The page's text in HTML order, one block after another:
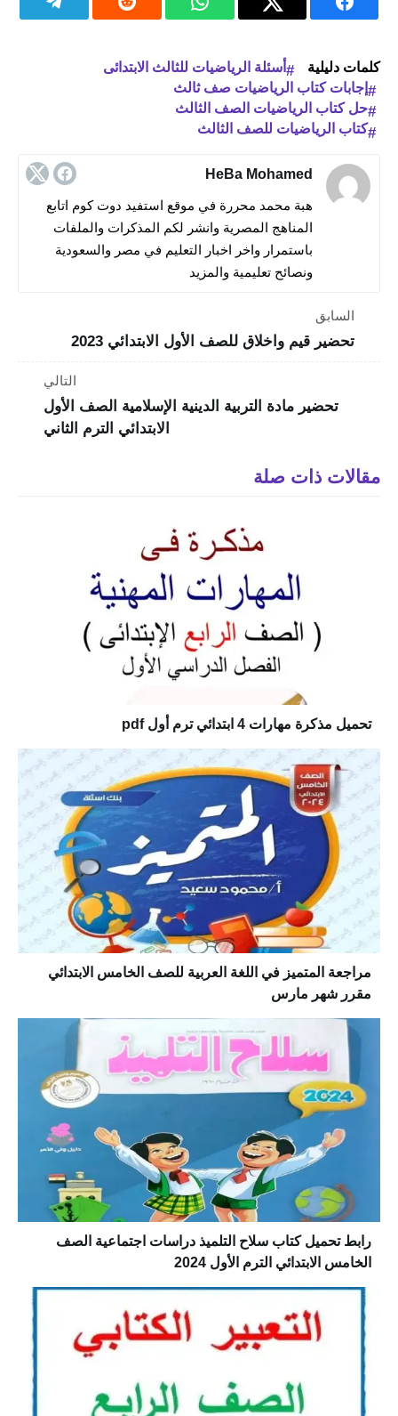
كلمات دليلية
أسئلة الرياضيات للثالث الابتدائى
إجابات كتاب الرياضيات صف ثالث
حل كتاب الرياضيات الصف الثالث
كتاب الرياضيات للصف الثالث
HeBa Mohamed
هبة محمد محررة في موقع استفيد دوت كوم اتابع
المناهج المصرية وانشر لكم المذكرات والملفات
باستمرار واخر اخبار التعليم في مصر والسعودية
ونصائح تعليمية والمزيد
السابق
تحضير قيم واخلاق للصف الأول الابتدائي 2023
التالي
تحضير مادة التربية الدينية الإسلامية الصف الأول
الابتدائي الترم الثاني
مقالات ذات صلة
تحميل مذكرة مهارات 4 ابتدائي ترم أول pdf
مراجعة المتميز في اللغة العربية للصف الخامس الابتدائي
مقرر شهر مارس
رابط تحميل كتاب سلاح التلميذ دراسات اجتماعية الصف
الخامس الابتدائي الترم الأول 2024